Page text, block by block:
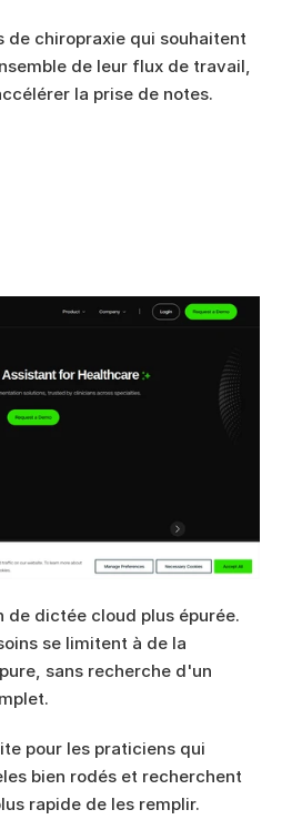
de chiropraxie qui souhaitent
de leur flux de travail,
la prise de notes.
de dictée cloud plus épurée.
se limitent à de la
sans recherche d'un
pour les praticiens qui
bien rodés et recherchent
rapide de les remplir.